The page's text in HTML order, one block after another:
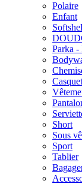
Polaire
Enfant
Parka -
Short
Sous
Sport
Tablier